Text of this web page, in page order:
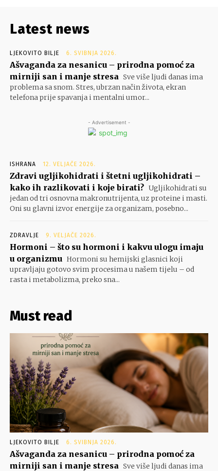
Latest news
LJEKOVITO BILJE 6. SVIBNJA 2026.
Ašvaganda za nesanicu – prirodna pomoć za
mirniji san i manje stresa Sve više ljudi danas ima
problema sa snom. Stres, ubrzan način života, ekran
telefona prije spavanja i mentalni umor...
- Advertisement -
ISHRANA 12. VELJAČE 2026.
Zdravi ugljikohidrati i štetni ugljikohidrati –
kako ih razlikovati i koje birati? Ugljikohidrati su
jedan od tri osnovna makronutrijenta, uz proteine i masti.
Oni su glavni izvor energije za organizam, posebno...
ZDRAVLJE 9. VELJAČE 2026.
Hormoni – što su hormoni i kakvu ulogu imaju
u organizmu Hormoni su hemijski glasnici koji
upravljaju gotovo svim procesima u našem tijelu – od
rasta i metabolizma, preko sna...
Must read
LJEKOVITO BILJE 6. SVIBNJA 2026.
Ašvaganda za nesanicu – prirodna pomoć za
mirniji san i manje stresa Sve više ljudi danas ima